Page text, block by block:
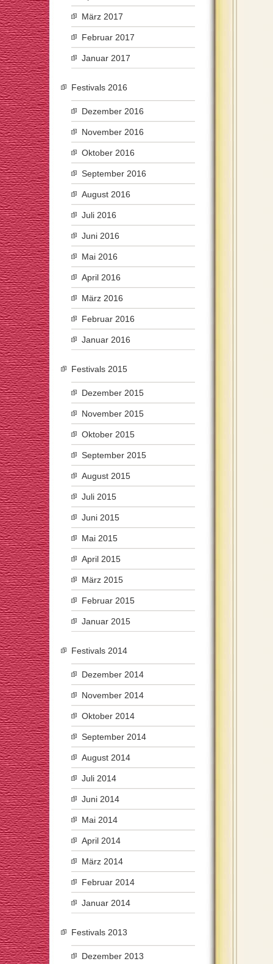
März 2017
Februar 2017
Januar 2017
Festivals 2016
Dezember 2016
November 2016
Oktober 2016
September 2016
August 2016
Juli 2016
Juni 2016
Mai 2016
April 2016
März 2016
Februar 2016
Januar 2016
Festivals 2015
Dezember 2015
November 2015
Oktober 2015
September 2015
August 2015
Juli 2015
Juni 2015
Mai 2015
April 2015
März 2015
Februar 2015
Januar 2015
Festivals 2014
Dezember 2014
November 2014
Oktober 2014
September 2014
August 2014
Juli 2014
Juni 2014
Mai 2014
April 2014
März 2014
Februar 2014
Januar 2014
Festivals 2013
Dezember 2013